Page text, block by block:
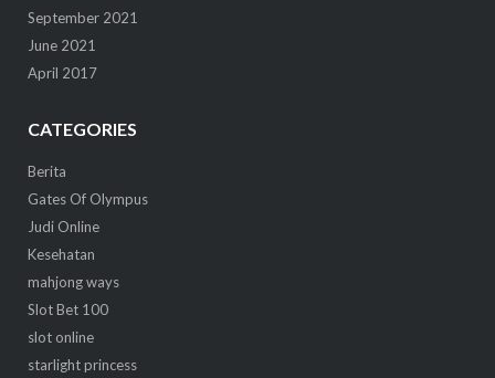
September 2021
June 2021
April 2017
CATEGORIES
Berita
Gates Of Olympus
Judi Online
Kesehatan
mahjong ways
Slot Bet 100
slot online
starlight princess